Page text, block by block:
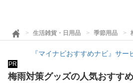
生活雑貨・日用品 季節用品
『マイナビおすすめナビ』サ
PR
梅雨対策グッズの人気おすす